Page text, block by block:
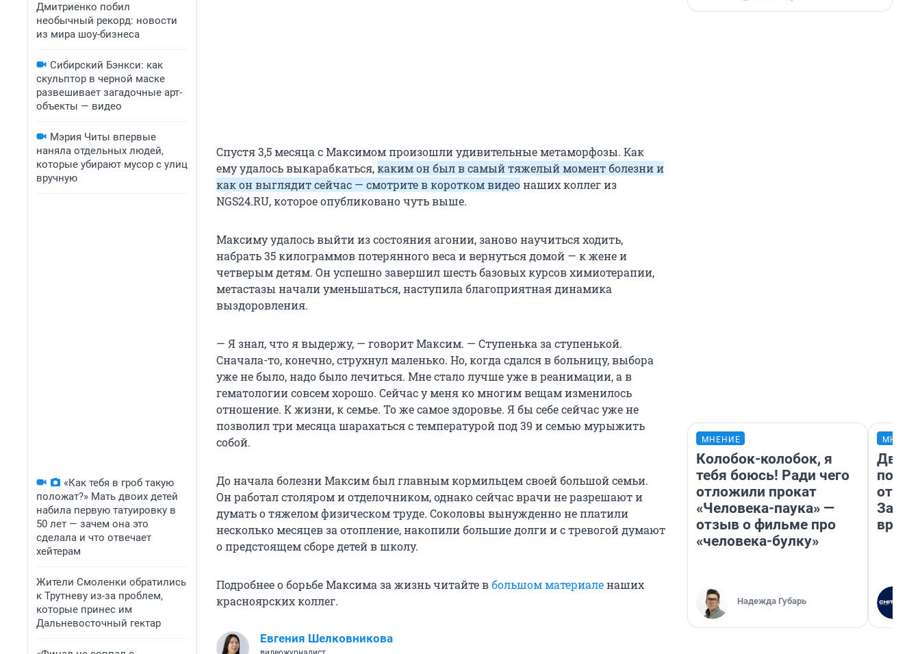
Дмитриенко побил
необычный рекорд: новости
из мира шоу-бизнеса
Сибирский Бэнкси: как
скульптор в черной маске
развешивает загадочные арт-
объекты — видео
Мэрия Читы впервые
наняла отдельных людей,
которые убирают мусор с улиц
вручную
«Как тебя в гроб такую
положат?» Мать двоих детей
набила первую татуировку в
50 лет — зачем она это
сделала и что отвечает
хейтерам
Жители Смоленки обратились
к Трутневу из-за проблем,
которые принес им
Дальневосточный гектар
Спустя 3,5 месяца с Максимом произошли удивительные метаморфозы. Как
ему удалось выкарабкаться,каким он был в самый тяжелый момент болезни и
как он выглядит сейчас — смотрите в коротком видеонаших коллег из
NGS24.RU, которое опубликовано чуть выше.
Максиму удалось выйти из состояния агонии, заново научиться ходить,
набрать 35 килограммов потерянного веса и вернуться домой — к жене и
четверым детям. Он успешно завершил шесть базовых курсов химиотерапии,
метастазы начали уменьшаться, наступила благоприятная динамика
выздоровления.
— Я знал, что я выдержу, — говорит Максим. — Ступенька за ступенькой.
Сначала-то, конечно, струхнул маленько. Но, когда сдался в больницу, выбора
уже не было, надо было лечиться. Мне стало лучше уже в реанимации, а в
гематологии совсем хорошо. Сейчас у меня ко многим вещам изменилось
отношение. К жизни, к семье. То же самое здоровье. Я бы себе сейчас уже не
позволил три месяца шарахаться с температурой под 39 и семью мурыжить
собой.
До начала болезни Максим был главным кормильцем своей большой семьи.
Он работал столяром и отделочником, однако сейчас врачи не разрешают и
думать о тяжелом физическом труде. Соколовы вынужденно не платили
несколько месяцев за отопление, накопили большие долги и с тревогой думают
о предстоящем сборе детей в школу.
Подробнее о борьбе Максима за жизнь читайте вбольшом материаленаших
красноярских коллег.
Евгения Шелковникова
МНЕНИЕ
Колобок-колобок, я
тебя боюсь! Ради чего
отложили прокат
«Человека-паука» —
отзыв о фильме про
«человека-булку»
Надежда Губарь
Два
от